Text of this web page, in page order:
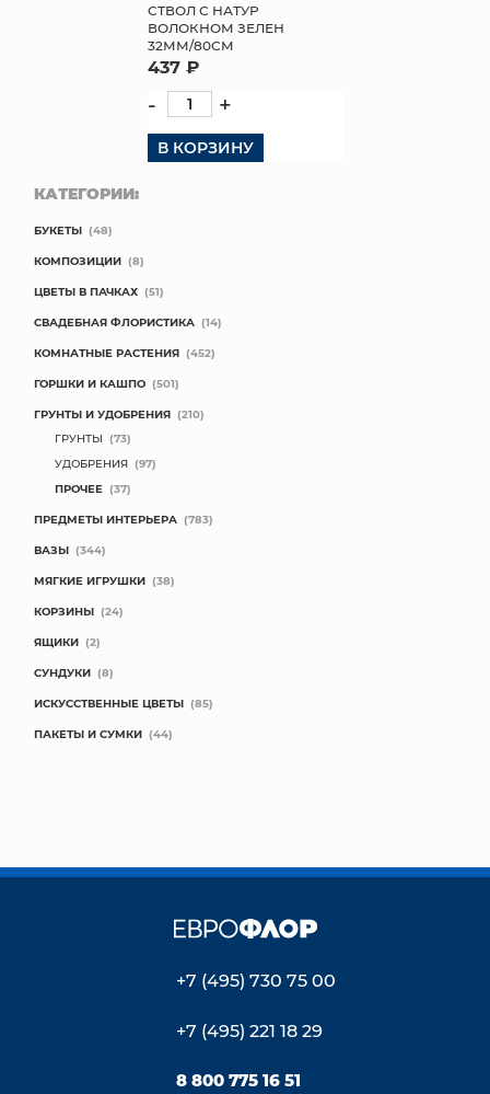
СТВОЛ С НАТУР
ВОЛОКНОМ ЗЕЛЕН
32ММ/80СМ
437 ₽
- +
В КОРЗИНУ
КАТЕГОРИИ:
БУКЕТЫ (48)
КОМПОЗИЦИИ (8)
ЦВЕТЫ В ПАЧКАХ (51)
СВАДЕБНАЯ ФЛОРИСТИКА (14)
КОМНАТНЫЕ РАСТЕНИЯ (452)
ГОРШКИ И КАШПО (501)
ГРУНТЫ И УДОБРЕНИЯ (210)
ГРУНТЫ (73)
УДОБРЕНИЯ (97)
ПРОЧЕЕ (37)
ПРЕДМЕТЫ ИНТЕРЬЕРА (783)
ВАЗЫ (344)
МЯГКИЕ ИГРУШКИ (38)
КОРЗИНЫ (24)
ЯЩИКИ (2)
СУНДУКИ (8)
ИСКУССТВЕННЫЕ ЦВЕТЫ (85)
ПАКЕТЫ И СУМКИ (44)
+7 (495) 730 75 00
+7 (495) 221 18 29
8 800 775 16 51